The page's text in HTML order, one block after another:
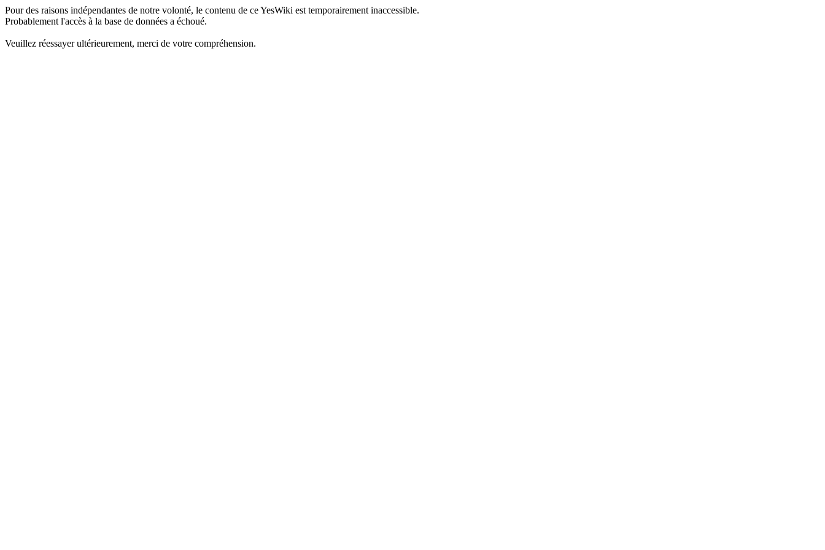
Pour des raisons indépendantes de notre volonté, le contenu de ce YesWiki est temporairement inaccessible.
Probablement l'accès à la base de données a échoué.
Veuillez réessayer ultérieurement, merci de votre compréhension.